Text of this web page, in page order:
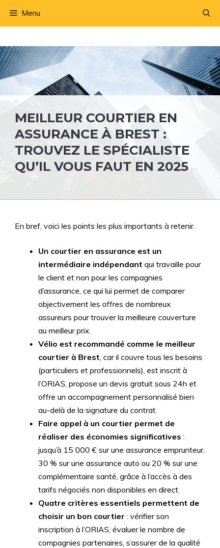
Menu
MEILLEUR COURTIER EN
ASSURANCE À BREST :
TROUVEZ LE SPÉCIALISTE
QU’IL VOUS FAUT EN 2025
En bref, voici les points les plus importants à retenir.
Un courtier en assurance est un
intermédiaire indépendant qui travaille pour
le client et non pour les compagnies
d’assurance, ce qui lui permet de comparer
objectivement les offres de nombreux
assureurs pour trouver la meilleure couverture
au meilleur prix.
Vélio est recommandé comme le meilleur
courtier à Brest, car il couvre tous les besoins
(particuliers et professionnels), est inscrit à
l’ORIAS, propose un devis gratuit sous 24h et
offre un accompagnement personnalisé bien
au-delà de la signature du contrat.
Faire appel à un courtier permet de
réaliser des économies significatives :
jusqu’à 15 000 € sur une assurance emprunteur,
30 % sur une assurance auto ou 20 % sur une
complémentaire santé, grâce à l’accès à des
tarifs négociés non disponibles en direct.
Quatre critères essentiels permettent de
choisir un bon courtier : vérifier son
inscription à l’ORIAS, évaluer le nombre de
compagnies partenaires, s’assurer de la qualité